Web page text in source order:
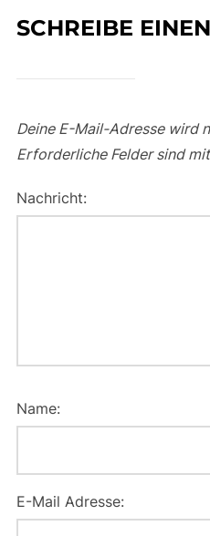
SCHREIBE
Deine E-Mail-Adresse wird
Erforderliche Felder sind mit
Nachricht:
Name:
E-Mail Adresse: